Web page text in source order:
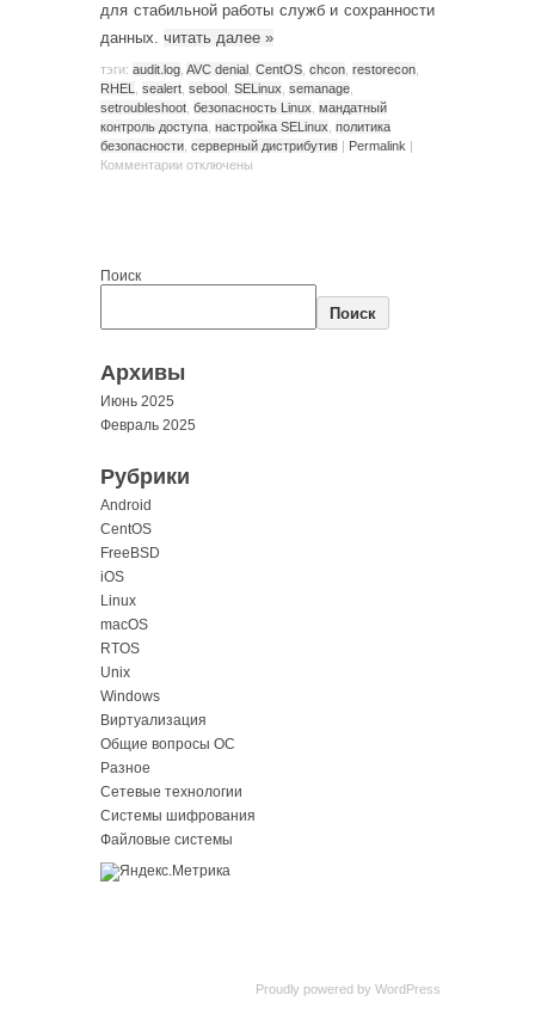
для стабильной работы служб и сохранности
данных. читать далее »
тэги: audit.log AVC denial CentOS chcon restorecon
RHEL
sealert sebool SELinux semanage
setroubleshoot безопасность Linux мандатный
контроль доступа настройка SELinux политика
безопасности серверный дистрибутив | Permalink |
Комментарии отключены
Поиск
Поиск
Архивы
Июнь 2025
Февраль 2025
Рубрики
Android
CentOS
FreeBSD
iOS
Linux
macOS
RTOS
Unix
Windows
Виртуализация
Общие вопросы ОС
Разное
Сетевые технологии
Системы шифрования
Файловые системы
Proudly powered by WordPress